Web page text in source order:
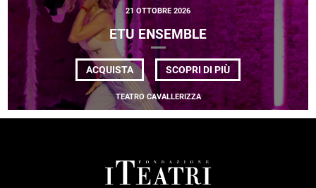
LEO
WARINSKY
21 OTTOBRE 2026
ETU ENSEMBLE
ACQUISTA SCOPRI DI PIÙDI
ETU
ENSEMBLE
TEATRO CAVALLERIZZA